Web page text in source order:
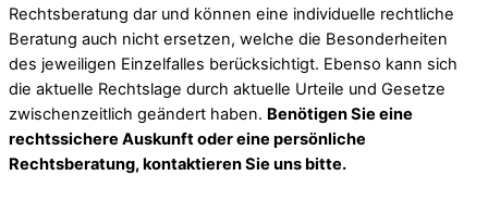
Rechtsberatung dar und können eine individuelle rechtliche
Beratung auch nicht ersetzen, welche die Besonderheiten
des jeweiligen Einzelfalles berücksichtigt. Ebenso kann sich
die aktuelle Rechtslage durch aktuelle Urteile und Gesetze
zwischenzeitlich geändert haben. Benötigen Sie eine
rechtssichere Auskunft oder eine persönliche
Rechtsberatung, kontaktieren Sie uns bitte.